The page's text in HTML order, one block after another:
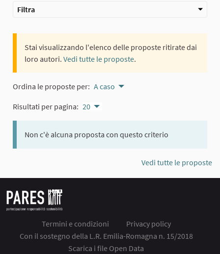
Filtra
Stai visualizzando l'elenco delle proposte ritirate dai
loro autori. Vedi tutte le proposte.
Ordina le proposte per: A caso
Risultati per pagina: 20
Non c'è alcuna proposta con questo criterio
Vedi tutte le proposte
Termini e condizioni
Privacy policy
Con il sostegno della L.R. Emilia-Romagna n. 15/2018
Scarica i file Open Data